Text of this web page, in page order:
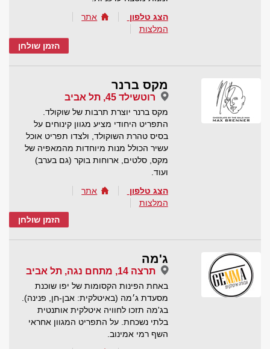
הצג טלפון
אתר
המלצות
הזמן שולחן
מקס ברנר
רוטשילד 45, תל אביב
מקס ברנר יוצרת תרבות של שוקולד.
התפריט היחודי מציע מגוון קינוחים על
בסיס טהרת השוקולד, ולצדו תפריט אוכל
עשיר הכולל מנות מיוחדות מהמאפיה של
מקס, סלטים, ארוחות בוקר (גם בערב)
ועוד.
הצג טלפון
אתר
המלצות
הזמן שולחן
ג'מה
תרצה 14, מתחם נגה, תל אביב
באחת הפינות הקסומות של יפו שוכנת
מסעדת ג׳מה (באיטלקית: אבן-חן, פנינה).
בג'מה תזכו לחוויה איטלקית אותנטית
בלתי נשכחת. על התפריט המגוון אחראי
השף רמי אמינוב.